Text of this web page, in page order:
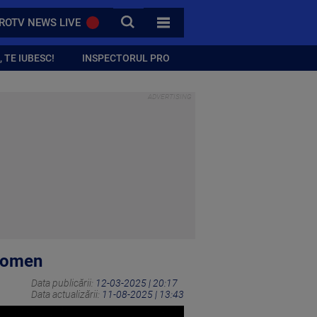
NEWS LIVE CAUTA
TOATE CATEGORIILE
TE IUBESC! INSPECTORUL PRO
Data publicării: 12-03-2025 | 20:17
Data actualizării: 11-08-2025 | 13:43